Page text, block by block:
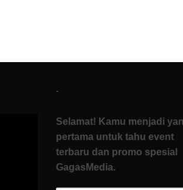
.
Selamat! Kamu menjadi
pertama untuk tahu event
terbaru dan promo spesial
GagasMedia.